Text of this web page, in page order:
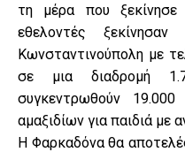
τη μέρα που
εθελοντές
Κωνσταντινούπολη με
σε μια διαδρομή
συγκεντρωθούν
αμαξιδίων για παιδιά με
Η Φαρκαδόνα θα